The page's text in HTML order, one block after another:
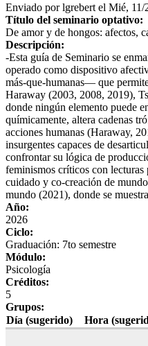
Enviado porlgrebert el Mié, 11/
Título del seminario optativo:
De amor y de hongos: afectos,
Descripción:
-Esta guía de Seminario se
operado como dispositivo
más-que-humanas— que
Haraway (2003, 2008, 2019),
donde ningún elemento puede
químicamente, altera cadenas
acciones humanas (Haraway,
insurgentes capaces de
confrontar su lógica de
feminismos críticos con
cuidado y co-creación de
mundo (2021), donde se
Año:
2026
Ciclo:
Graduación: 7to semestre
Módulo:
Psicología
Créditos:
5
Grupos:
Día (sugerido)
Hora